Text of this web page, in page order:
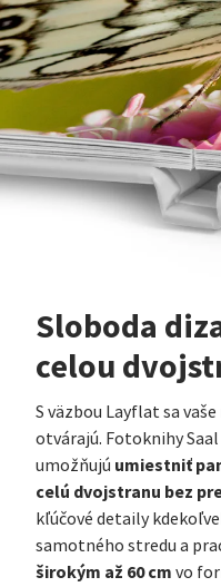
Sloboda
celou
S väzbou Layflat sa
otvárajú. Fotoknihy
umožňujú umiestniť
celú dvojstranu bez
kľúčové detaily
samotného stredu a
širokým až 60 cm vo